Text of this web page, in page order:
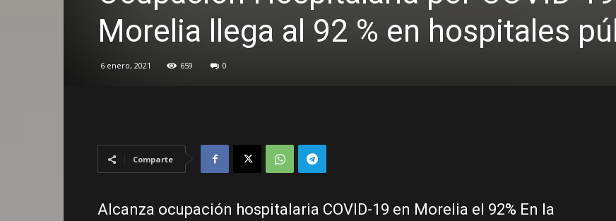
Morelia llega al 92 % en hospitales
6 enero, 2021 659 0
Comparte
Alcanza ocupación hospitalaria COVID-19 en Morelia el 92% En la